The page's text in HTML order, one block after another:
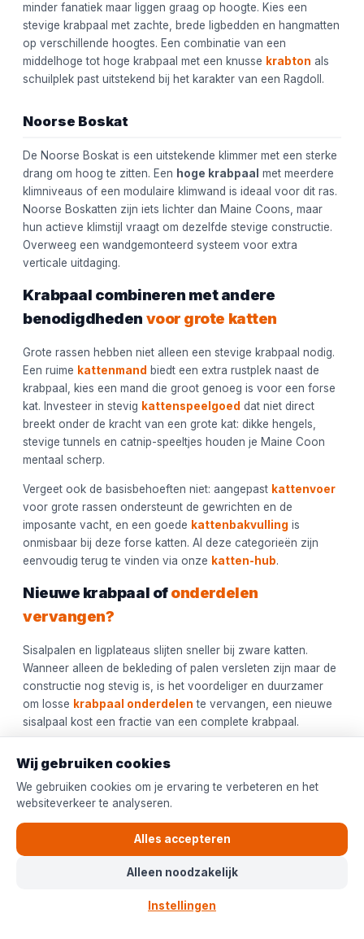
minder fanatiek maar liggen graag op hoogte. Kies een
stevige krabpaal met zachte, brede ligbedden en hangmatten
op verschillende hoogtes. Een combinatie van een
middelhoge tot hoge krabpaal met een knusse krabton als
schuilplek past uitstekend bij het karakter van een Ragdoll.
Noorse Boskat
De Noorse Boskat is een uitstekende klimmer met een sterke
drang om hoog te zitten. Een hoge krabpaal met meerdere
klimniveaus of een modulaire klimwand is ideaal voor dit ras.
Noorse Boskatten zijn iets lichter dan Maine Coons, maar
hun actieve klimstijl vraagt om dezelfde stevige constructie.
Overweeg een wandgemonteerd systeem voor extra
verticale uitdaging.
Krabpaal combineren met andere
benodigdheden voor grote katten
Grote rassen hebben niet alleen een stevige krabpaal nodig.
Een ruime kattenmand biedt een extra rustplek naast de
krabpaal, kies een mand die groot genoeg is voor een forse
kat. Investeer in stevig kattenspeelgoed dat niet direct
breekt onder de kracht van een grote kat: dikke hengels,
stevige tunnels en catnip-speeltjes houden je Maine Coon
mentaal scherp.
Vergeet ook de basisbehoeften niet: aangepast kattenvoer
voor grote rassen ondersteunt de gewrichten en de
imposante vacht, en een goede kattenbakvulling is
onmisbaar bij deze forse katten. Al deze categorieën zijn
eenvoudig terug te vinden via onze katten-hub.
Nieuwe krabpaal ofonderdelen
vervangen?
Sisalpalen en ligplateaus slijten sneller bij zware katten.
Wanneer alleen de bekleding of palen versleten zijn maar de
constructie nog stevig is, is het voordeliger en duurzamer
om losse krabpaal onderdelen te vervangen, een nieuwe
sisalpaal kost een fractie van een complete krabpaal.
zijn schroefgaten uitgesleten of kraken de plateaus, dan is
het veiliger om te investeren in een volledig nieuw, heavy-
duty model. Bekijk ons overzicht
krabpalen voor grote kattenvoor het volledige aanbod.
Veelgestelde vragen krabpalen maine coon
Wat is de minimale hoogte voor een
Wij gebruiken cookies
We gebruiken cookies om je ervaring te verbeteren en het
websiteverkeer te analyseren.
Alles accepteren
Alleen noodzakelijk
Instellingen